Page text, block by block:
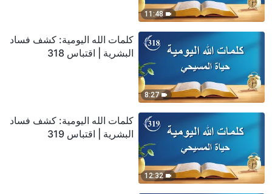
11:48
8:27
كلمات الله اليومية: كشف فساد
البشرية | اقتباس 318
12:32
كلمات الله اليومية: كشف فساد
البشرية | اقتباس 319